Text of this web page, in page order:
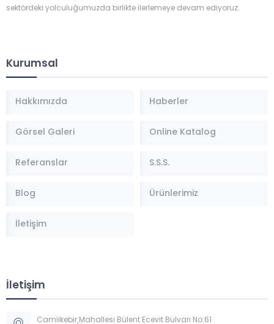
sektördeki yolculuğumuzda birlikte ilerlemeye devam ediyoruz.
Kurumsal
Hakkımızda Haberler
Görsel Galeri Online Katalog
Referanslar S.S.S.
Blog Ürünlerimiz
İletişim
İletişim
Camiikebir Mahallesi Bülent Ecevit Bulvarı No:61